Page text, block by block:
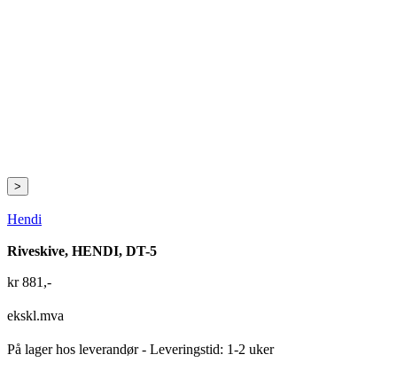
>
Hendi
Riveskive, HENDI, DT-5
kr881 ,-
ekskl.mva
På lager hos leverandør- Leveringstid: 1-2 uker